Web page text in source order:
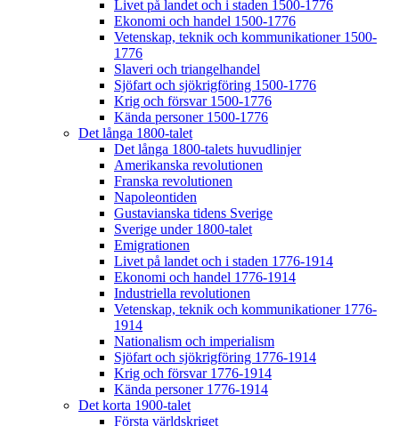
Livet på landet och i staden 1500-1776
Ekonomi och handel 1500-1776
Vetenskap, teknik och kommunikationer 1500-
1776
Slaveri och triangelhandel
Sjöfart och sjökrigföring 1500-1776
Krig och försvar 1500-1776
Kända personer 1500-1776
Det långa 1800-talet
Det långa 1800-talets huvudlinjer
Amerikanska revolutionen
Franska revolutionen
Napoleontiden
Gustavianska tidens Sverige
Sverige under 1800-talet
Emigrationen
Livet på landet och i staden 1776-1914
Ekonomi och handel 1776-1914
Industriella revolutionen
Vetenskap, teknik och kommunikationer 1776-
1914
Nationalism och imperialism
Sjöfart och sjökrigföring 1776-1914
Krig och försvar 1776-1914
Kända personer 1776-1914
Det korta 1900-talet
Första världskriget